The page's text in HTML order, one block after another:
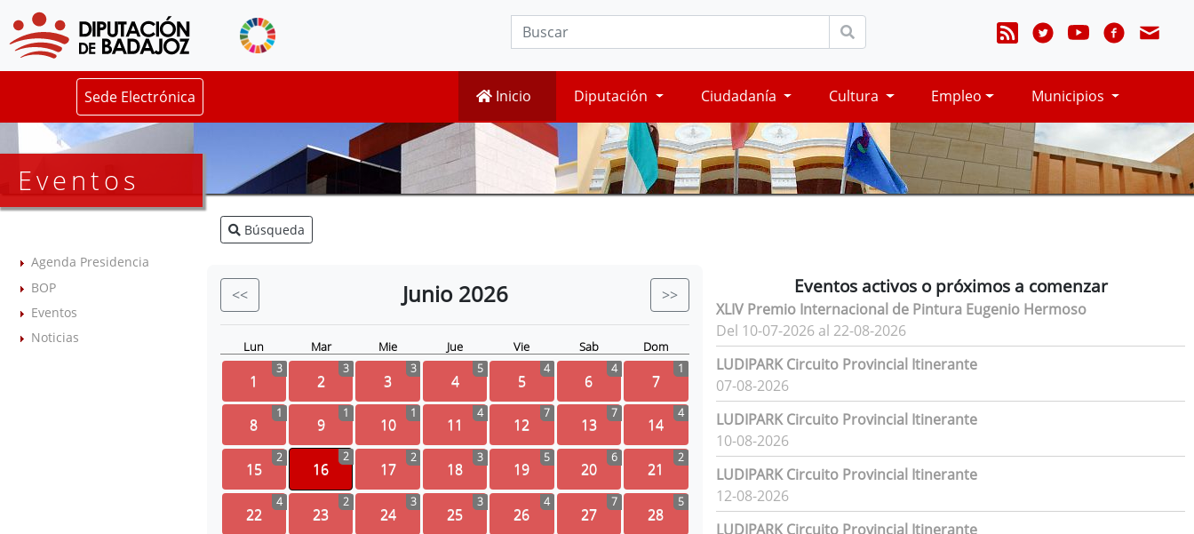
Sede Electrónica Inicio Diputación Ciudadanía Cultura Empleo Municipios
Eventos
Agenda Presidencia
BOP
Eventos
Noticias
Búsqueda
<< Junio 2026 >>
Lun Mar Mie Jue Vie Sab Dom
1
3
2
3
3
3
4
5
5
4
6
4
7
1
8
1
9
1
10
1
11
4
12
7
13
7
14
4
15
2
16
2
17
2
18
3
19
5
20
6
21
2
22
4
23
2
24
3
25
3
26
4
27
7
28
5
Eventos activos o próximos a comenzar
XLIV Premio Internacional de Pintura Eugenio Hermoso
Del 10-07-2026 al 22-08-2026
LUDIPARK Circuito Provincial Itinerante
07-08-2026
LUDIPARK Circuito Provincial Itinerante
10-08-2026
LUDIPARK Circuito Provincial Itinerante
12-08-2026
LUDIPARK Circuito Provincial Itinerante